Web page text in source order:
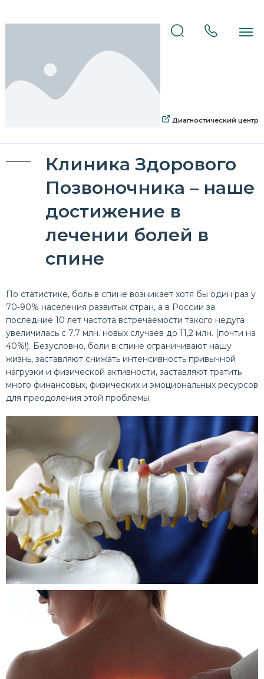
Диагностический центр
Клиника Здорового
Позвоночника – наше
достижение в
лечении болей в
спине
По статистике, боль в спине возникает хотя бы один раз у
70-90% населения развитых стран, а в России за
последние 10 лет частота встречаемости такого недуга
увеличилась с 7,7 млн. новых случаев до 11,2 млн. (почти на
40%!). Безусловно, боли в спине ограничивают нашу
жизнь, заставляют снижать интенсивность привычной
нагрузки и физической активности, заставляют тратить
много финансовых, физических и эмоциональных ресурсов
для преодоления этой проблемы.